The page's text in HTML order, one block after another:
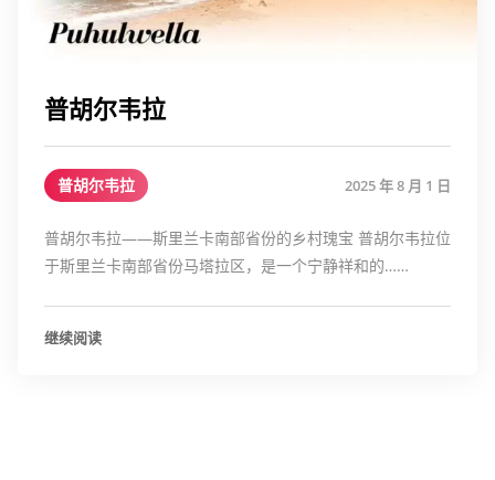
普胡尔韦拉
普胡尔韦拉 2025 年 8 月 1 日
普胡尔韦拉——斯里兰卡南部省份的乡村瑰宝 普胡尔韦拉位
于斯里兰卡南部省份马塔拉区，是一个宁静祥和的……
继续阅读